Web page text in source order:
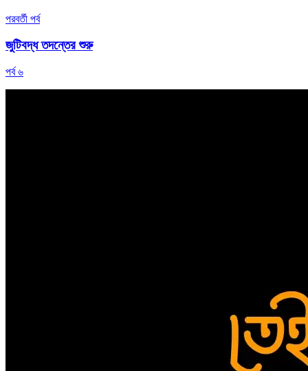
পরবর্তী পর্ব
জুটিবদ্ধ তদন্তের শুরু
পর্ব ৬